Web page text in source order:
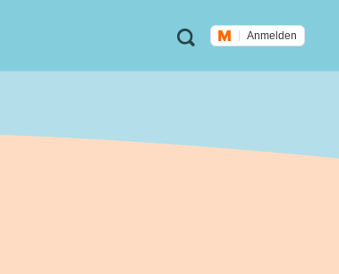
Meta
Navigation
Suche Anmelden